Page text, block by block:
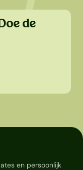
de
en persoonlijk